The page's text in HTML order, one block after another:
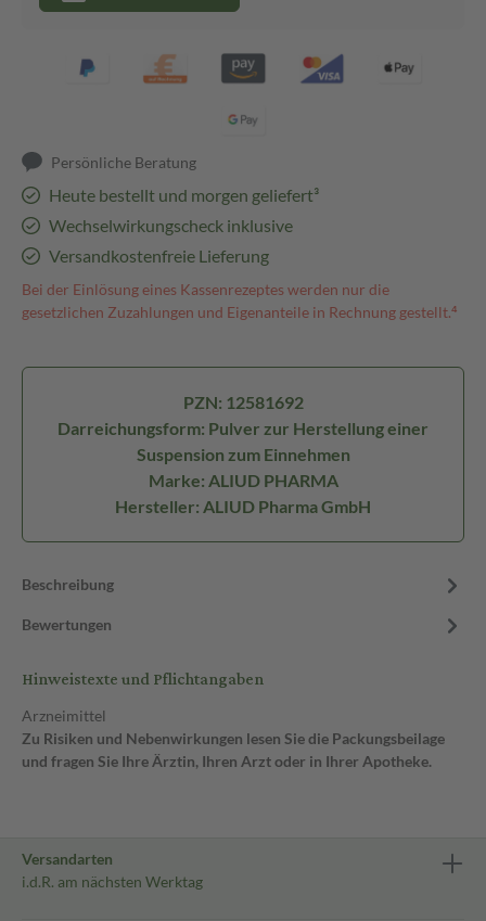
Persönliche Beratung
Heute bestellt und morgen geliefert³
Wechselwirkungscheck inklusive
Versandkostenfreie Lieferung
Bei der Einlösung eines Kassenrezeptes werden nur die
gesetzlichen Zuzahlungen und Eigenanteile in Rechnung gestellt.⁴
PZN: 12581692
Darreichungsform: Pulver zur Herstellung einer
Suspension zum Einnehmen
Marke: ALIUD PHARMA
Hersteller: ALIUD Pharma GmbH
Beschreibung
Bewertungen
Hinweistexte und Pflichtangaben
Arzneimittel
Zu Risiken und Nebenwirkungen lesen Sie die Packungsbeilage
und fragen Sie Ihre Ärztin, Ihren Arzt oder in Ihrer Apotheke.
Versandarten
i.d.R. am nächsten Werktag